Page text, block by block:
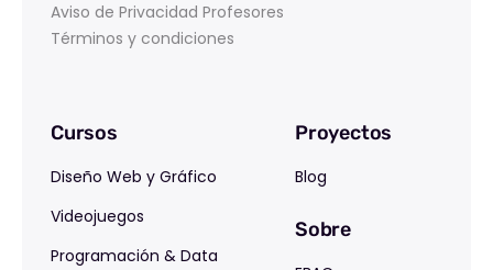
Aviso de Privacidad Profesores
Términos y condiciones
Cursos
Diseño Web y Gráfico
Videojuegos
Programación & Data
Proyectos
Blog
Sobre